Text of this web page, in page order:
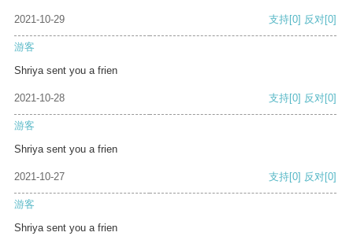
2021-10-29 支持[0] 反对[0]
游客
Shriya sent you a frien
2021-10-28 支持[0] 反对[0]
游客
Shriya sent you a frien
2021-10-27 支持[0] 反对[0]
游客
Shriya sent you a frien